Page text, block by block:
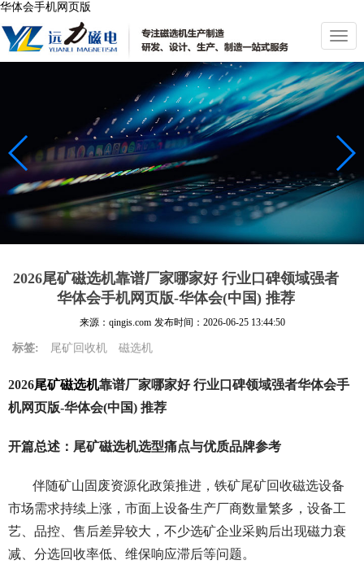
华体会手机网页版
切
换
导
航
2026尾矿磁选机靠谱厂家哪家好 行业口碑领域强者
华体会手机网页版-华体会(中国) 推荐
来源：qingis.com 发布时间： 2026-06-25 13:44:50
标签: 尾矿回收机 磁选机
2026尾矿磁选机靠谱厂家哪家好 行业口碑领域强者华体会手
机网页版-华体会(中国) 推荐
开篇总述：尾矿磁选机选型痛点与优质品牌参考
伴随矿山固废资源化政策推进，铁矿尾矿回收磁选设备
市场需求持续上涨，市面上设备生产厂商数量繁多，设备工
艺、品控、售后差异较大，不少选矿企业采购后出现磁力衰
减、分选回收率低、维保响应滞后等问题。